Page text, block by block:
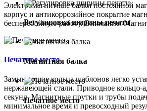
Электромагнитные балки постоянной
корпус и антикоррозийное покрытие
бесперебойную работу. Внимание:
Печатное место
Замыкающие кольца шаблонов легко
нержавеющей стали. Приводное кольцо-
секунд. Магнитные прутки и трубы
минимальное время и превосходный
Регулировка ширины печати
Магнитная балка
Печатное место